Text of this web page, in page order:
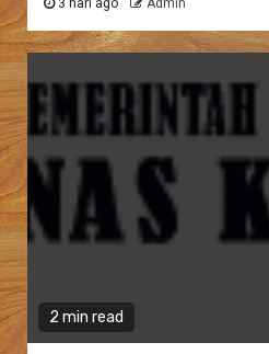
3 hari ago Admin
2 min read